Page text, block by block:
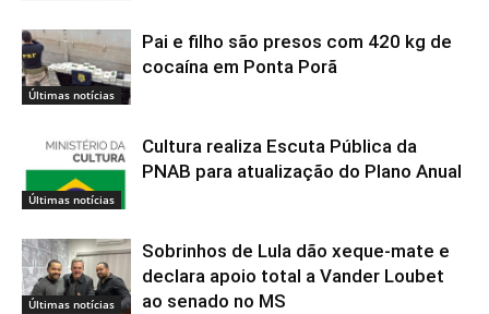
Últimas notícias
Pai e filho são presos com 420 kg de
cocaína em Ponta Porã
Últimas notícias
Cultura realiza Escuta Pública da
PNAB para atualização do Plano Anual
Últimas notícias
Sobrinhos de Lula dão xeque-mate e
declara apoio total a Vander Loubet
ao senado no MS